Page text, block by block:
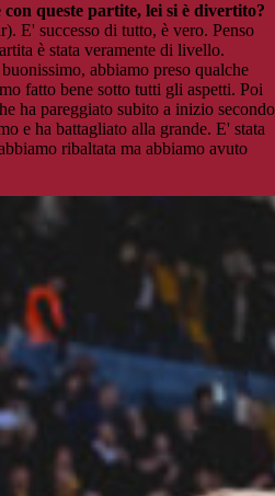
queste partite, lei si è divertito?
E' successo di tutto, è vero. Penso
è stata veramente di livello.
abbiamo preso qualche
fatto bene sotto tutti gli aspetti. Poi
ha pareggiato subito a inizio secondo
e ha battagliato alla grande. E' stata
ribaltata ma abbiamo avuto